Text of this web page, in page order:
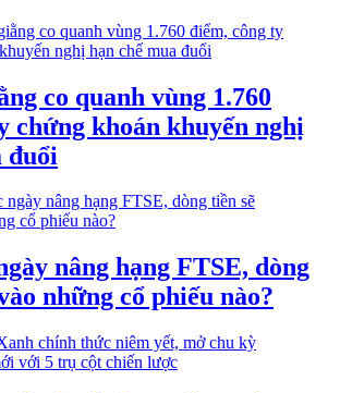
co quanh vùng 1.760
chứng khoán khuyến nghị
đuổi
nâng hạng FTSE, dòng
những cổ phiếu nào?